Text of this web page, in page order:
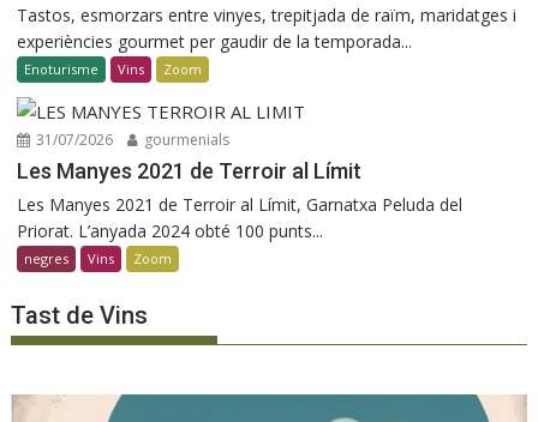
Tastos, esmorzars entre vinyes, trepitjada de raïm, maridatges i
experiències gourmet per gaudir de la temporada...
Enoturisme Vins Zoom
31/07/2026 gourmenials
Les Manyes 2021 de Terroir al Límit
Les Manyes 2021 de Terroir al Límit, Garnatxa Peluda del
Priorat. L’anyada 2024 obté 100 punts...
negres Vins Zoom
Tast de Vins